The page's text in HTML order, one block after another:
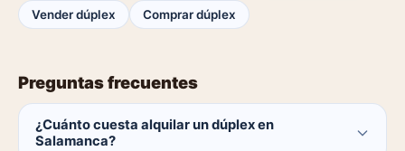
Vender dúplex
Comprar dúplex
Preguntas frecuentes
¿Cuánto cuesta alquilar un dúplex en
Salamanca?